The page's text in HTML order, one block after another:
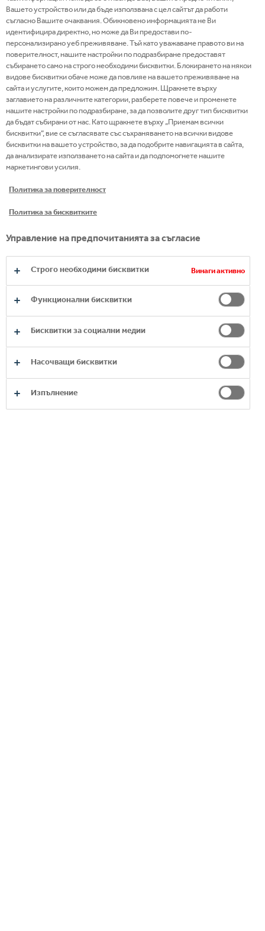
Product
Page
/content/cch/bg/bg/our-
24-7-portfolio/premium-
spirits/proper-no-twelve
Website
Campaign
site
Twitter
Facebook
Instagram
Youtube
LinkedIn
Вашето устройство или да бъде използвана с цел сайтът да работи
съгласно Вашите очаквания. Обикновено информацията не Ви
идентифицира директно, но може да Ви предостави по-
персонализирано уеб преживяване. Тъй като уважаваме правото ви на
поверителност, нашите настройки по подразбиране предоставят
събирането само на строго необходими бисквитки. Блокирането на някои
видове бисквитки обаче може да повлияе на вашето преживяване на
сайта и услугите, които можем да предложим. Щракнете върху
заглавието на различните категории, разберете повече и променете
нашите настройки по подразбиране, за да позволите друг тип бисквитки
да бъдат събирани от нас. Като щракнете върху „Приемам всички
бисквитки“, вие се съгласявате със съхраняването на всички видове
бисквитки на вашето устройство, за да подобрите навигацията в сайта,
да анализирате използването на сайта и да подпомогнете нашите
маркетингови усилия.
Политика за поверителност
Политика за бисквитките
Управление на предпочитанията за съгласие
Строго необходими бисквитки Винаги активно
Функционални бисквитки
Бисквитки за социални медии
Насочващи бисквитки
Изпълнение